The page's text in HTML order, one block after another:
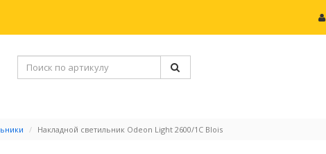
Накладной светильник Odeon Light 2600/1C Blois